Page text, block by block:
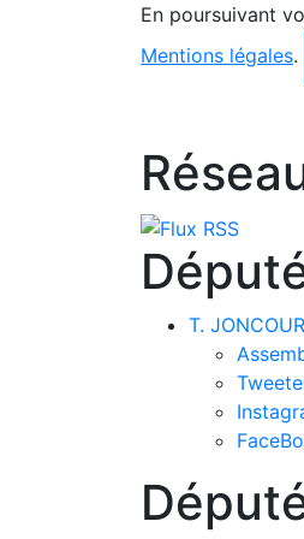
En poursuivant
Mentions légales.
T.